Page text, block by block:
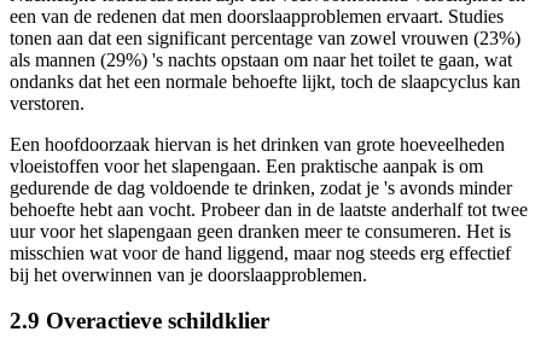
een van de redenen dat men doorslaapproblemen ervaart. Studies
tonen aan dat een significant percentage van zowel vrouwen (23%)
als mannen (29%) 's nachts opstaan om naar het toilet te gaan, wat
ondanks dat het een normale behoefte lijkt, toch de slaapcyclus kan
verstoren.
Een hoofdoorzaak hiervan is het drinken van grote hoeveelheden
vloeistoffen voor het slapengaan. Een praktische aanpak is om
gedurende de dag voldoende te drinken, zodat je 's avonds minder
behoefte hebt aan vocht. Probeer dan in de laatste anderhalf tot twee
uur voor het slapengaan geen dranken meer te consumeren. Het is
misschien wat voor de hand liggend, maar nog steeds erg effectief
bij het overwinnen van je doorslaapproblemen.
2.9 Overactieve schildklier